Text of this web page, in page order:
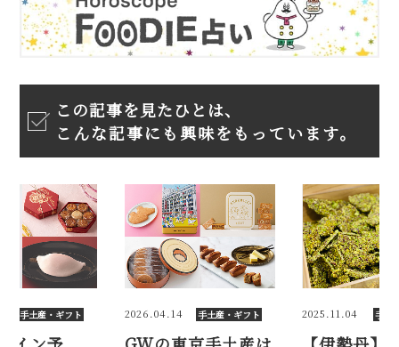
この記事を見たひとは、
こんな記事にも興味をもっています。
手土産・ギフト 2026.04.14 手土産・ギフト 2025.11.04 手土